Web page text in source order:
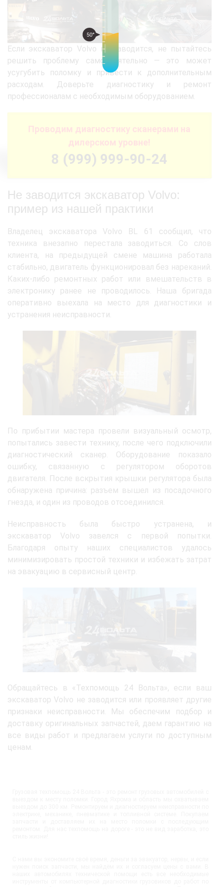
50°
Если экскаватор Volvo не заводится, не пытайтесь
решить проблему самостоятельно — это может
усугубить поломку и привести к дополнительным
расходам. Доверьте диагностику и ремонт
профессионалам с необходимым оборудованием.
Проводим диагностику сканерами на
дилерском уровне!
8 (999) 999-90-24
Не заводится экскаватор Volvo:
пример из нашей практики
Владелец экскаватора Volvo BL 61 сообщил, что
техника внезапно перестала заводиться. Со слов
клиента, на предыдущей смене машина работала
стабильно, двигатель функционировал без нареканий.
Каких-либо ремонтных работ или вмешательств в
электронику ранее не проводилось. Наша бригада
оперативно выехала на место для диагностики и
устранения неисправности.
По прибытии мастера провели визуальный осмотр,
попытались завести технику, после чего подключили
диагностический сканер. Оборудование показало
ошибку, связанную с регулятором оборотов
двигателя. После вскрытия крышки регулятора была
обнаружена причина: разъем вышел из посадочного
гнезда, и один из проводов отсоединился.
Неисправность была быстро устранена, и
экскаватор Volvo завелся с первой попытки.
Благодаря опыту наших специалистов удалось
минимизировать простой техники и избежать затрат
на эвакуацию в сервисный центр.
Обращайтесь в «Техпомощь 24 Вольта», если ваш
экскаватор Volvo не заводится или проявляет другие
признаки неисправности. Мы обеспечим подбор и
доставку оригинальных запчастей, даем гарантию на
все виды работ и предлагаем услуги по доступным
ценам.